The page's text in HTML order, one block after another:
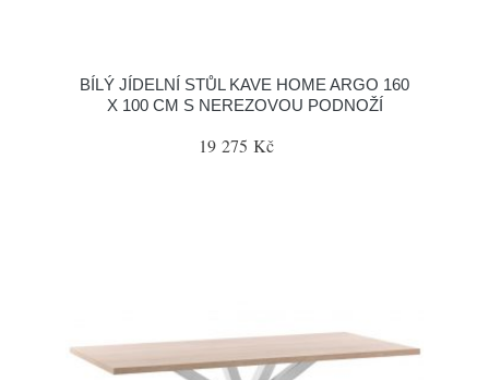
BÍLÝ JÍDELNÍ STŮL KAVE HOME ARGO 160
X 100 CM S NEREZOVOU PODNOŽÍ
19 275 Kč